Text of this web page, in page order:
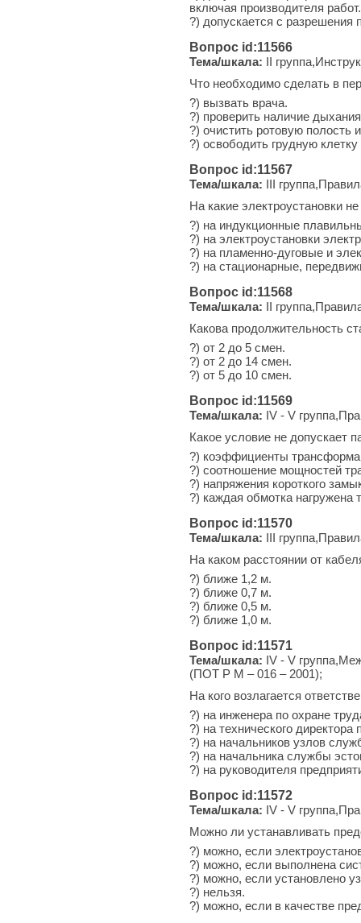
включая производителя работ.
?) допускается с
Вопрос id:11566
Тема/шкала: II
Что необходимо сделать в
?) вызвать врача.
?) проверить наличие
?) очистить ротовую полость
?) освободить грудную
Вопрос id:11567
Тема/шкала: III
На какие электроустановки
?) на индукционные
?) на электроустановки
?) на пламенно-дуговые и
?) на стационарные,
Вопрос id:11568
Тема/шкала: II
Какова продолжительность
?) от 2 до 5 смен.
?) от 2 до 14 смен.
?) от 5 до 10 смен.
Вопрос id:11569
Тема/шкала: IV - V
Какое условие не допускает
?) коэффициенты
?) соотношение мощностей
?) напряжения короткого
?) каждая обмотка
Вопрос id:11570
Тема/шкала: III
На каком расстоянии от
?) ближе 1,2 м.
?) ближе 0,7 м.
?) ближе 0,5 м.
?) ближе 1,0 м.
Вопрос id:11571
Тема/шкала: IV - V
(ПОТ Р М – 016 – 2001);
На кого возлагается
?) на инженера по охране
?) на технического директора
?) на начальников узлов
?) на начальника службы
?) на руководителя
Вопрос id:11572
Тема/шкала: IV - V
Можно ли устанавливать
?) можно, если
?) можно, если выполнена
?) можно, если установлено
?) нельзя.
?) можно, если в качестве